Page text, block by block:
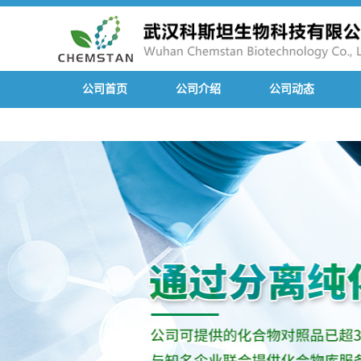
公司首页 公司介绍 公司动态